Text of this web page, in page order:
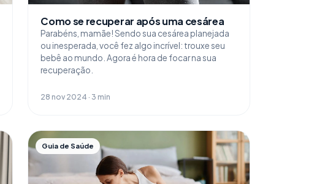
Como se recuperar após uma cesárea
Parabéns, mamãe! Sendo sua cesárea planejada
ou inesperada, você fez algo incrível: trouxe seu
bebê ao mundo. Agora é hora de focar na sua
recuperação.
28 nov 2024 · 3 min
Guia de Saúde